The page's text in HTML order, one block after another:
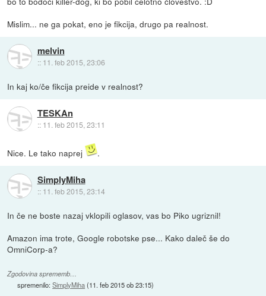
Mislim... ne ga pokat, eno je fikcija, drugo pa realnost.
melvin
:: 11. feb 2015, 23:06
In kaj ko/če fikcija preide v realnost?
TESKAn
:: 11. feb 2015, 23:11
Nice. Le tako naprej .
SimplyMiha
:: 11. feb 2015, 23:14
In če ne boste nazaj vklopili oglasov, vas bo Piko ugriznil!
Amazon ima trote, Google robotske pse... Kako daleč še do
OmniCorp-a?
Zgodovina sprememb…
spremenilo:SimplyMiha(11. feb 2015 ob 23:15)